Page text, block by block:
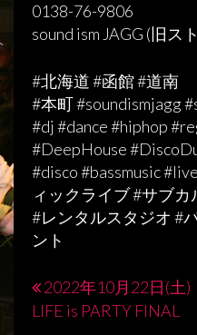
0138-76-9806
sound ism JAGG (旧ス
#北海道 #函館 #道南
#本町 #soundismjagg
#dj #dance #hiphop
#DeepHouse
#disco #bassmusic
ィックライブ #サブ
#レンタルスタジオ #
ント
投
2022年10月22日(土)
LIFE is PARTY FINAL